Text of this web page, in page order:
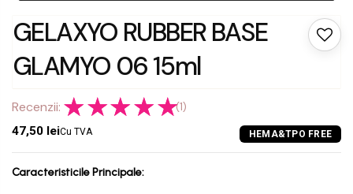
GELAXYO RUBBER BASE
GLAMYO 06 15ml
Recenzii: (1)
47,50 leiCu TVA
Caracteristicile Principale: